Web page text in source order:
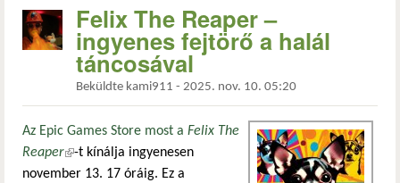
Felix The Reaper –
ingyenes fejtörő a halál
táncosával
Beküldte kami911 - 2025. nov. 10. 05:20
Az Epic Games Store most a Felix The
Reaper(külső hivatkozás)
-t kínálja ingyenesen
november 13. 17 óráig. Ez a